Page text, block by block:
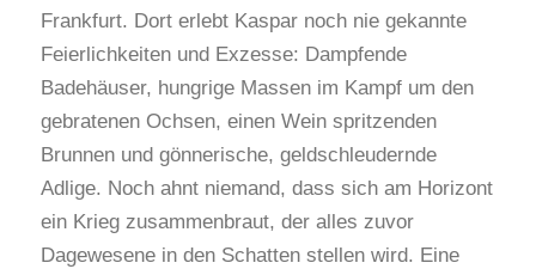
Frankfurt. Dort erlebt Kaspar noch nie gekannte
Feierlichkeiten und Exzesse: Dampfende
Badehäuser, hungrige Massen im Kampf um den
gebratenen Ochsen, einen Wein spritzenden
Brunnen und gönnerische, geldschleudernde
Adlige. Noch ahnt niemand, dass sich am Horizont
ein Krieg zusammenbraut, der alles zuvor
Dagewesene in den Schatten stellen wird. Eine